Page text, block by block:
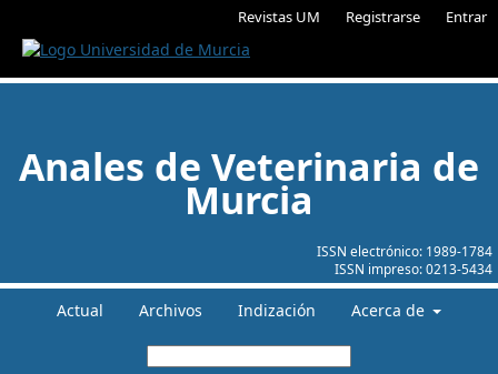
Revistas UM Registrarse Entrar
ISSN electrónico: 1989-1784
ISSN impreso:0213-5434
Anales de Veterinaria de
Murcia
Actual Archivos Indización Acerca de